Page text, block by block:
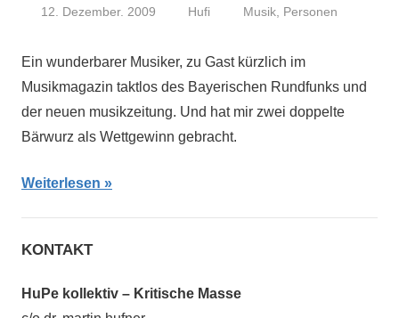
12. Dezember. 2009 Hufi Musik, Personen
Ein wunderbarer Musiker, zu Gast kürzlich im
Musikmagazin taktlos des Bayerischen Rundfunks und
der neuen musikzeitung. Und hat mir zwei doppelte
Bärwurz als Wettgewinn gebracht.
Weiterlesen
KONTAKT
HuPe kollektiv – Kritische Masse